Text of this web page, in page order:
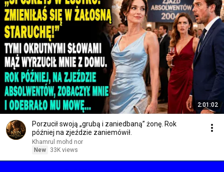
2:01:02
Porzucił swoją „grubą i zaniedbaną” żonę. Rok
później na zjeździe zaniemówił.
Khamrul mohd nor
New
33K views